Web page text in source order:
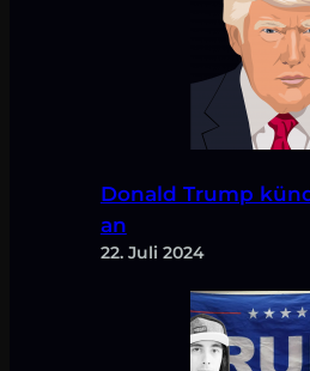
Donald Trump
an
22. Juli 2024